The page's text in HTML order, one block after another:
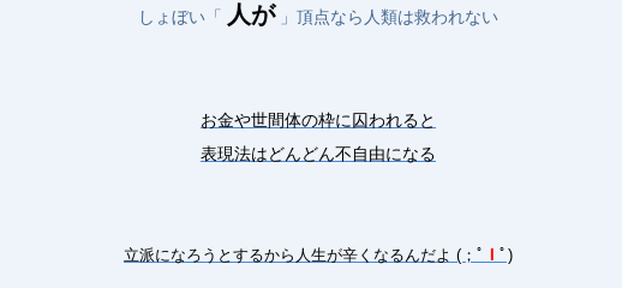
しょぼい「 人が」頂点なら人類は救われない
お金や世間体の枠に囚われると
表現法はどんどん不自由になる
立派になろうとするから人生が辛くなるんだよ (；ﾟ ﾟ)